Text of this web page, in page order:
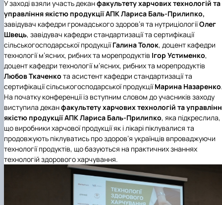
У заході взяли участь деканфакультету харчових технологій та
управління якістю продукції АПКЛариса Баль-Прилипко,
завідувач кафедри громадського здоров’я та нутриціологіїОлег
Швець, завідувач кафедри стандартизації та сертифікації
сільськогосподарської продукціїГалина Толок, доцент кафедри
технології м’ясних, рибних та морепродуктів Ігор Устименко,
доцент кафедри технології м’ясних, рибних та морепродуктів
Любов Ткаченко та асистент кафедри стандартизації та
сертифікації сільськогосподарської продукціїМарина Назаренко
На початку конференції із вступним словом до учасників заходу
виступила деканфакультету харчових технологій та
якістю продукції АПКЛариса Баль-Прилипко, яка підкреслила,
що виробники харчової продукції як і лікарі піклувалися та
продовжують піклуватись про здоров’я українців впроваджуючи
технології продуктів, що базуються на практичних знаннях
технологій здорового харчування.